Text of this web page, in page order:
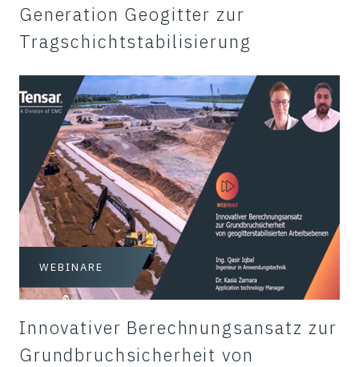
Generation Geogitter zur
Tragschichtstabilisierung
WEBINARE
Innovativer Berechnungsansatz zur
Grundbruchsicherheit von